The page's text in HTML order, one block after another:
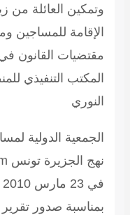
وتمكين العائلة من
الإقامة للمساجين
مقتضيات القانون
المكتب التنفيذي
النوري
الجمعية الدولية
في 23 مارس 2010
بمناسبة صدور